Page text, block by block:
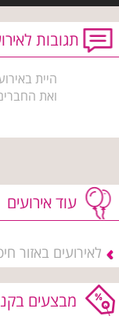
תגובות
היית
ואת
עוד אירועים
לאירועים באזור
מבצעים